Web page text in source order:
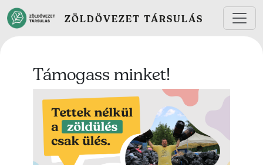
Ugrás a tartalomra
ZÖLDÖVEZET TÁRSULÁS
Támogass minket!